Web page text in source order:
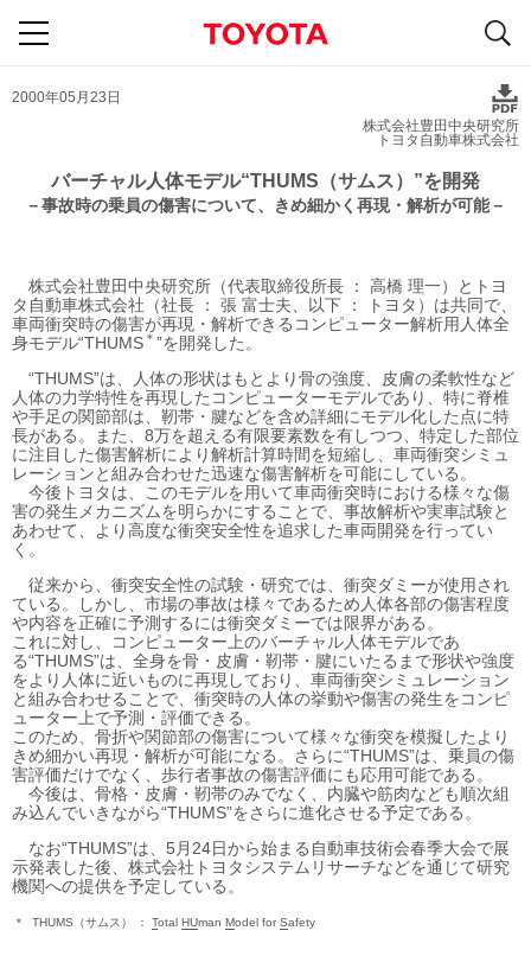
2000年05月23日
株式会社豊田中央研究所
トヨタ自動車株式会社
バーチャル人体モデル“THUMS（サムス）”を開発
－事故時の乗員の傷害について、 きめ細かく再現・解析が可能－
株式会社豊田中央研究所（代表取締役所長 ： 高橋 理一）とトヨ
タ自動車株式会社（社長 ： 張 富士夫、以下 ： トヨタ）は共同で、
車両衝突時の傷害が再現・解析できるコンピューター解析用人体全
身モデル“THUMS ＊ ”を開発した。
“THUMS”は、人体の形状はもとより骨の強度、皮膚の柔軟性など
人体の力学特性を再現したコンピューターモデルであり、特に脊椎
や手足の関節部は、靭帯・腱などを含め詳細にモデル化した点に特
長がある。また、8万を超える有限要素数を有しつつ、特定した部位
に注目した傷害解析により解析計算時間を短縮し、車両衝突シミュ
レーションと組み合わせた迅速な傷害解析を可能にしている。
今後トヨタは、このモデルを用いて車両衝突時における様々な傷
害の発生メカニズムを明らかにすることで、事故解析や実車試験と
あわせて、より高度な衝突安全性を追求した車両開発を行ってい
く。
従来から、衝突安全性の試験・研究では、衝突ダミーが使用され
ている。しかし、市場の事故は様々であるため人体各部の傷害程度
や内容を正確に予測するには衝突ダミーでは限界がある。
これに対し、コンピューター上のバーチャル人体モデルであ
る“THUMS”は、全身を骨・皮膚・靭帯・腱にいたるまで形状や強度
をより人体に近いものに再現しており、車両衝突シミュレーション
と組み合わせることで、衝突時の人体の挙動や傷害の発生をコンピ
ューター上で予測・評価できる。
このため、骨折や関節部の傷害について様々な衝突を模擬したより
きめ細かい再現・解析が可能になる。さらに“THUMS”は、乗員の傷
害評価だけでなく、歩行者事故の傷害評価にも応用可能である。
今後は、骨格・皮膚・靭帯のみでなく、内臓や筋肉なども順次組
み込んでいきながら“THUMS”をさらに進化させる予定である。
なお“THUMS”は、5月24日から始まる自動車技術会春季大会で展
示発表した後、株式会社トヨタシステムリサーチなどを通じて研究
機関への提供を予定している。
＊ THUMS（サムス） Total HUman Model forSafety